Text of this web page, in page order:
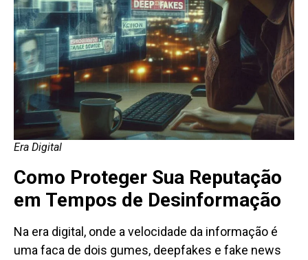
Era Digital
Como Proteger Sua Reputação
em Tempos de Desinformação
Na era digital, onde a velocidade da informação é
uma faca de dois gumes, deepfakes e fake news